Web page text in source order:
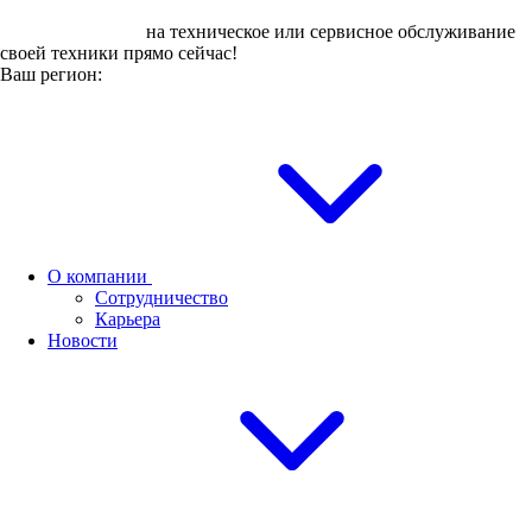
на техническое или сервисное обслуживание
своей техники прямо сейчас!
Ваш регион:
О компании
Сотрудничество
Карьера
Новости